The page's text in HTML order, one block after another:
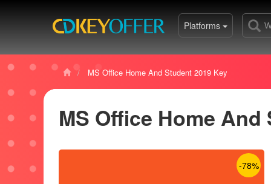
Platforms
MS Office Home And Student 2019 Key
MS Office Home And
-78%